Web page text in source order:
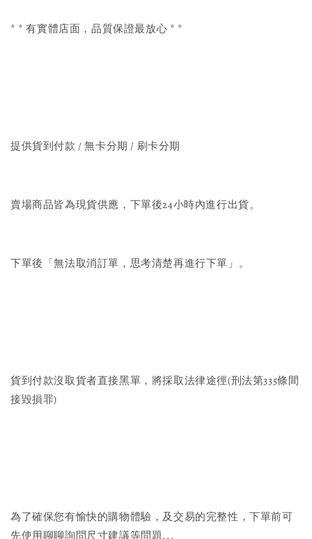
* * 有實體店面，品質保證最放心 * *
提供貨到付款 / 無卡分期 / 刷卡分期
賣場商品皆為現貨供應，下單後24小時內進行出貨。
下單後「無法取消訂單，思考清楚再進行下單」。
貨到付款沒取貨者直接黑單，將採取法律途徑(刑法第335條間
接毀損罪)
為了確保您有愉快的購物體驗，及交易的完整性，下單前可
先使用聊聊詢問尺寸建議等問題...